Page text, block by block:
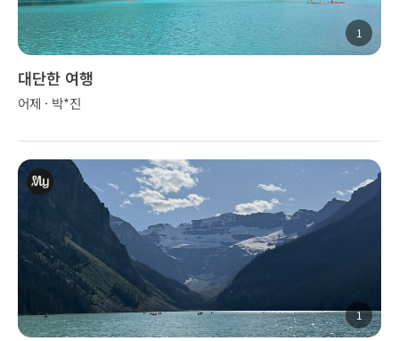
1
대단한 여행
어제 · 박*진
1